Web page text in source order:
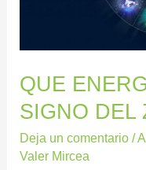
QUE
SIGNO DEL
Deja un comentario /
Valer Mircea